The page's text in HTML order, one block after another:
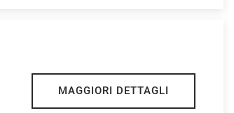
MAGGIORI DETTAGLI